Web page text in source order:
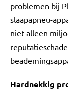
problemen bij
slaapapneu-
niet alleen
Hardnekkig